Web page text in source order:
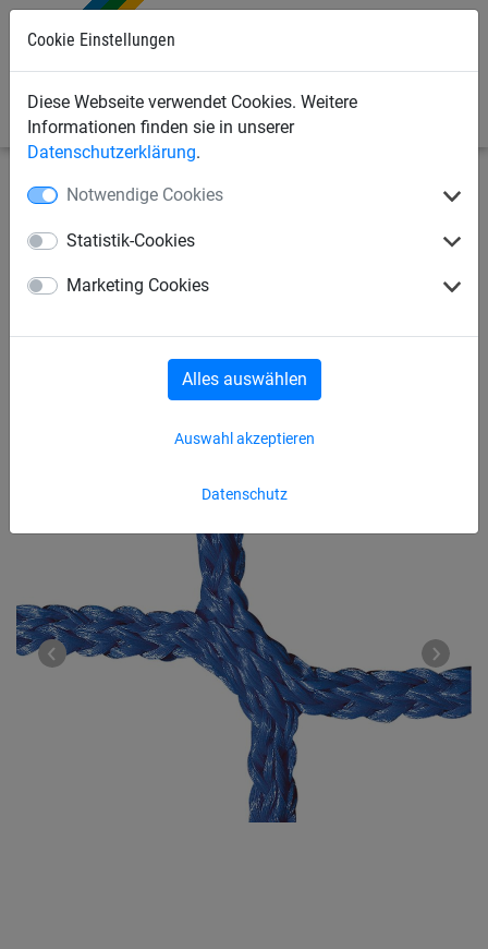
Cookie Einstellungen
Diese Webseite verwendet Cookies. Weitere
Informationen finden sie in unserer
Datenschutzerklärung.
Notwendige Cookies
Statistik-Cookies
Marketing Cookies
Datenschutz
Auswahl akzeptieren
Alles auswählen
Bauschutznetze Seitenschutznetze
Netzschutzwand,
Netzschutzwand